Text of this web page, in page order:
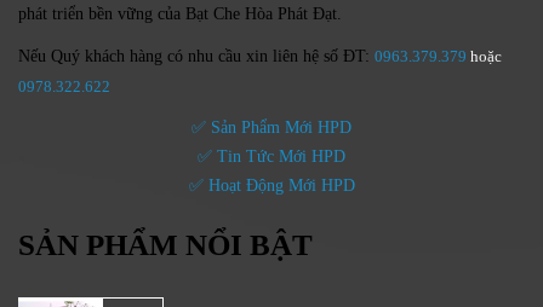
phát triển bền vững của Bạt Che Hòa Phát Đạt.
Nếu Quý khách hàng có nhu cầu xin liên hệ số ĐT: 0963.379.379 hoặc
0978.322.622
✅ Sản Phẩm Mới HPD
✅ Tin Tức Mới HPD
✅ Hoạt Động Mới HPD
SẢN PHẨM NỔI BẬT